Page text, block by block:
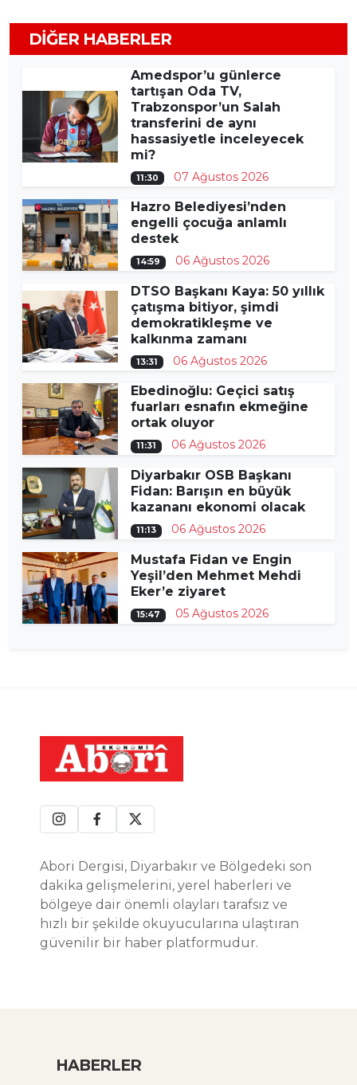
DIĞER HABERLER
Amedspor’u günlerce
tartışan Oda TV,
Trabzonspor’un Salah
transferini de aynı
hassasiyetle inceleyecek
mi?
11:30 07 Ağustos 2026
Hazro Belediyesi’nden
engelli çocuğa anlamlı
destek
14:59 06 Ağustos 2026
DTSO Başkanı Kaya: 50 yıllık
çatışma bitiyor, şimdi
demokratikleşme ve
kalkınma zamanı
13:31 06 Ağustos 2026
Ebedinoğlu: Geçici satış
fuarları esnafın ekmeğine
ortak oluyor
11:31 06 Ağustos 2026
Diyarbakır OSB Başkanı
Fidan: Barışın en büyük
kazananı ekonomi olacak
11:13 06 Ağustos 2026
Mustafa Fidan ve Engin
Yeşil’den Mehmet Mehdi
Eker’e ziyaret
15:47 05 Ağustos 2026
Abori Dergisi, Diyarbakır ve Bölgedeki son
dakika gelişmelerini, yerel haberleri ve
bölgeye dair önemli olayları tarafsız ve
hızlı bir şekilde okuyucularına ulaştıran
güvenilir bir haber platformudur.
HABERLER